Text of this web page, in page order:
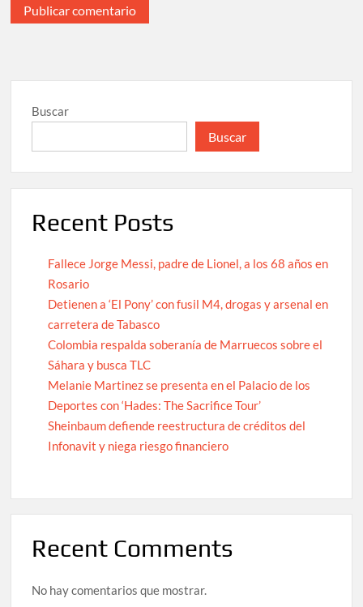
Buscar
Buscar
Recent Posts
Fallece Jorge Messi, padre de Lionel, a los 68 años en
Rosario
Detienen a ‘El Pony’ con fusil M4, drogas y arsenal en
carretera de Tabasco
Colombia respalda soberanía de Marruecos sobre el
Sáhara y busca TLC
Melanie Martinez se presenta en el Palacio de los
Deportes con ‘Hades: The Sacrifice Tour’
Sheinbaum defiende reestructura de créditos del
Infonavit y niega riesgo financiero
Recent Comments
No hay comentarios que mostrar.